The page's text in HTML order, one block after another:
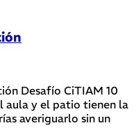
Desafío CiTIAM 10
aula y el patio tienen la
averiguarlo sin un